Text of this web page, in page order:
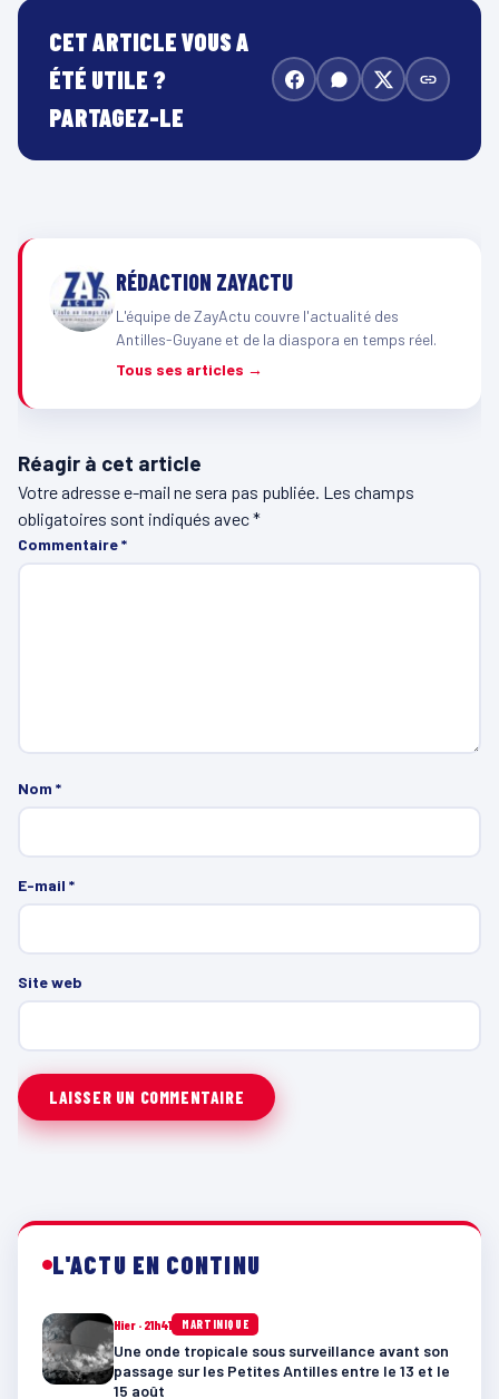
CET ARTICLE VOUS A
ÉTÉ UTILE ?
PARTAGEZ-LE
RÉDACTION ZAYACTU
L'équipe de ZayActu couvre l'actualité des
Antilles-Guyane et de la diaspora en temps réel.
Tous ses articles →
Réagir à cet article
Votre adresse e-mail ne sera pas publiée. Les champs
obligatoires sont indiqués avec*
Commentaire*
Nom *
E-mail *
Site web
L'ACTU EN CONTINU
Hier · 21h41 MARTINIQUE
Une onde tropicale sous surveillance avant son
passage sur les Petites Antilles entre le 13 et le
15 août